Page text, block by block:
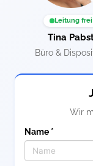
Leitung frei
Tina
Büro &
Wir
Name *